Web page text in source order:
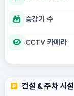
승강기 수
CCTV 카메라
건설 & 주차 시설